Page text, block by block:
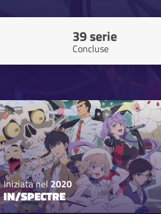
39 serie
Concluse
Iniziata nel2020
IN/SPECTRE